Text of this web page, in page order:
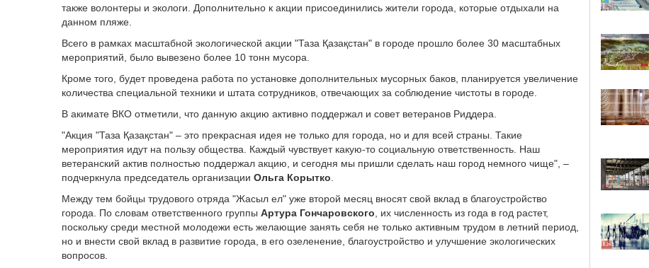
также волонтеры и экологи. Дополнительно к акции присоединились жители города, которые отдыхали на
данном пляже.
Всего в рамках масштабной экологической акции "Таза Қазақстан" в городе прошло более 30 масштабных
мероприятий, было вывезено более 10 тонн мусора.
Кроме того, будет проведена работа по установке дополнительных мусорных баков, планируется увеличение
количества специальной техники и штата сотрудников, отвечающих за соблюдение чистоты в городе.
В акимате ВКО отметили, что данную акцию активно поддержал и совет ветеранов Риддера.
"Акция "Таза Қазақстан" – это прекрасная идея не только для города, но и для всей страны. Такие
мероприятия идут на пользу общества. Каждый чувствует какую-то социальную ответственность. Наш
ветеранский актив полностью поддержал акцию, и сегодня мы пришли сделать наш город немного чище", –
подчеркнула председатель организации Ольга Корытко
Между тем бойцы трудового отряда "Жасыл ел" уже второй месяц вносят свой вклад в благоустройство
города. По словам ответственного группы Артура Гончаровского , их численность из года в год растет,
поскольку среди местной молодежи есть желающие занять себя не только активным трудом в летний период,
но и внести свой вклад в развитие города, в его озеленение, благоустройство и улучшение экологических
вопросов.